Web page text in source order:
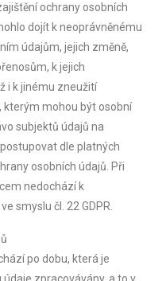
ochrany osobních
dojít k neoprávněnému
údajům, jejich změně,
k jejich
i k jinému zneužití
kterým mohou být osobní
subjektů údajů na
dle platných
osobních údajů. Při
nedochází k
smyslu čl. 22 GDPR.
po dobu, která je